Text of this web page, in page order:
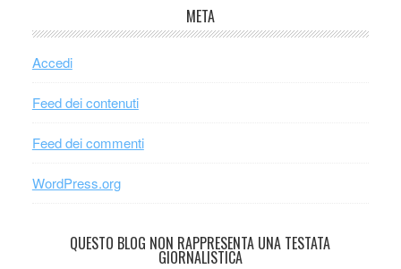
META
Accedi
Feed dei contenuti
Feed dei commenti
WordPress.org
QUESTO BLOG NON RAPPRESENTA UNA TESTATA
GIORNALISTICA